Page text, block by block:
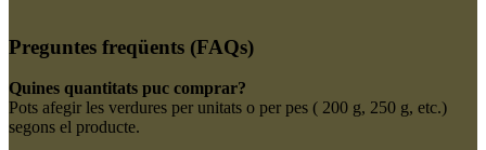
Preguntes freqüents (FAQs)
Quines quantitats puc comprar?
Pots afegir les verdures per unitats o per pes ( 200 g, 250 g, etc.)
segons el producte.